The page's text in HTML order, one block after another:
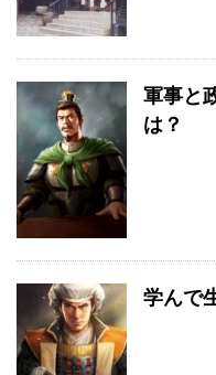
軍事と
は？
学んで